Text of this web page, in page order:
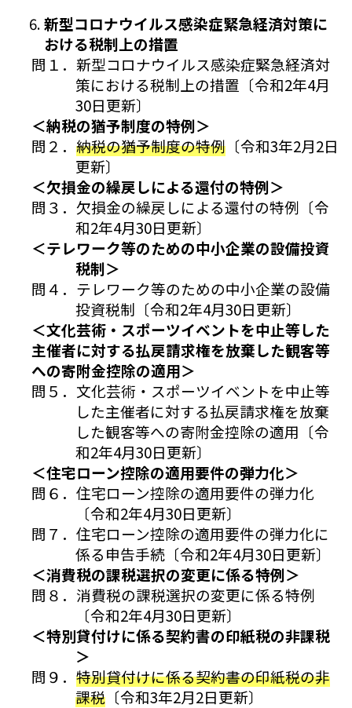
新型コロナウイルス感染症緊急経済対策に
おける税制上の措置
問１．新型コロナウイルス感染症緊急経済対
策における税制上の措置〔令和2年4月
30日更新〕
＜納税の猶予制度の特例＞
問２． 納税の猶予制度の特例〔令和3年2月2日
更新〕
＜欠損金の繰戻しによる還付の特例＞
問３．欠損金の繰戻しによる還付の特例〔令
和2年4月30日更新〕
＜テレワーク等のための中小企業の設備投資
税制＞
問４．テレワーク等のための中小企業の設備
投資税制〔令和2年4月30日更新〕
＜文化芸術・スポーツイベントを中止等した
主催者に対する払戻請求権を放棄した観客等
への寄附金控除の適用＞
問５．文化芸術・スポーツイベントを中止等
した主催者に対する払戻請求権を放棄
した観客等への寄附金控除の適用〔令
和2年4月30日更新〕
＜住宅ローン控除の適用要件の弾力化＞
問６．住宅ローン控除の適用要件の弾力化
〔令和2年4月30日更新〕
問７．住宅ローン控除の適用要件の弾力化に
係る申告手続〔令和2年4月30日更新〕
＜消費税の課税選択の変更に係る特例＞
問８．消費税の課税選択の変更に係る特例
〔令和2年4月30日更新〕
＜特別貸付けに係る契約書の印紙税の非課税
＞
問９． 特別貸付けに係る契約書の印紙税の非
課税 〔令和3年2月2日更新〕